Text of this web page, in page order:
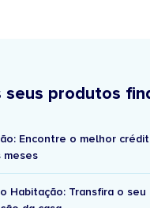
seus produtos
Encontre o melhor
meses
Habitação: Transfira o